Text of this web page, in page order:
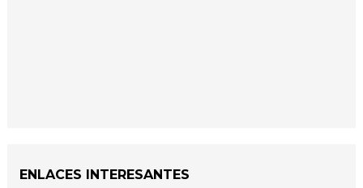
ENLACES INTERESANTES